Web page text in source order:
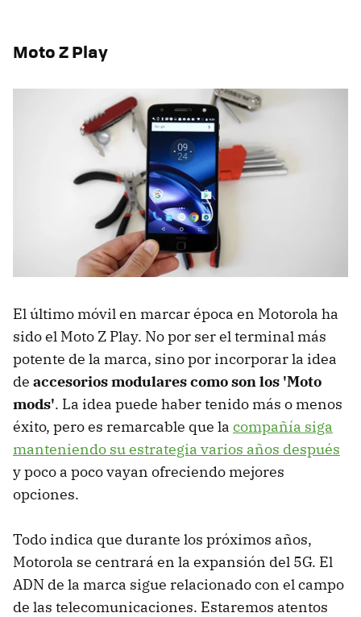
Moto Z Play
El último móvil en marcar época en Motorola ha
sido el Moto Z Play. No por ser el terminal más
potente de la marca, sino por incorporar la idea
de accesorios modulares como son los 'Moto
mods'. La idea puede haber tenido más o menos
éxito, pero es remarcable que la compañía siga
manteniendo su estrategia varios años después
y poco a poco vayan ofreciendo mejores
opciones.
Todo indica que durante los próximos años,
Motorola se centrará en la expansión del 5G. El
ADN de la marca sigue relacionado con el campo
de las telecomunicaciones. Estaremos atentos